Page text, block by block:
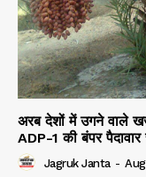
अरब देशों में उगने वाले
ADP-1 की बंपर
Jagruk Janta -